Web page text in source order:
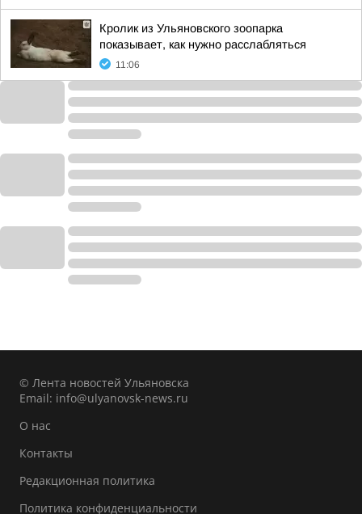
Кролик из Ульяновского зоопарка
показывает, как нужно расслабляться
11:06
© Лента новостей Ульяновска
Email: info@ulyanovsk-news.ru
О нас
Контакты
Редакционная политика
Политика конфиденциальности